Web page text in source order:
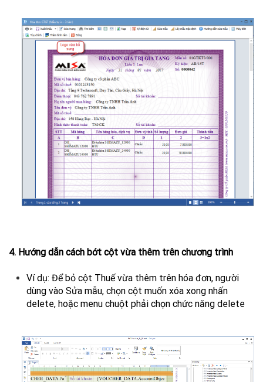
4. Hướng dẫn cách bớt cột vừa thêm trên chương trình
Ví dụ: Để bỏ cột Thuế vừa thêm trên hóa đơn, người
dùng vào Sửa mẫu, chọn cột muốn xóa xong nhấn
delete, hoặc menu chuột phải chọn chức năng delete